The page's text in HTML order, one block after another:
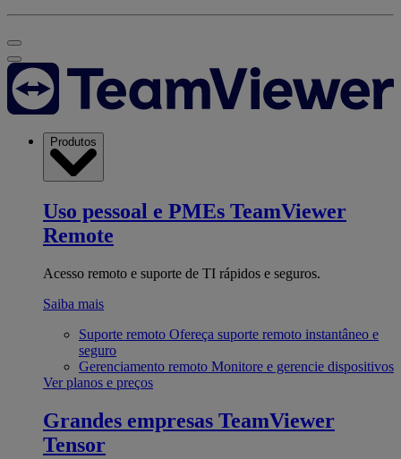
Produtos
Uso pessoal e PMEs TeamViewer
Remote
Acesso remoto e suporte de TI rápidos e seguros.
Saiba mais
Suporte remoto Ofereça suporte remoto instantâneo e
seguro
Gerenciamento remoto Monitore e gerencie dispositivos
Ver planos e preços
Grandes empresas TeamViewer
Tensor